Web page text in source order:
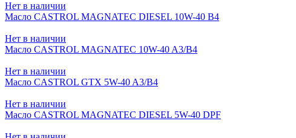
Нет в наличии
Масло CASTROL MAGNATEC DIESEL 10W-40 B4
Нет в наличии
Масло CASTROL MAGNATEC 10W-40 A3/B4
Нет в наличии
Масло CASTROL GTX 5W-40 A3/B4
Нет в наличии
Масло CASTROL MAGNATEC DIESEL 5W-40 DPF